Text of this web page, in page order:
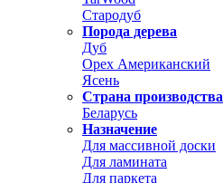
Стародуб
Порода дерева
Дуб
Орех Американский
Ясень
Страна производства
Беларусь
Назначение
Для массивной доски
Для ламината
Для паркета